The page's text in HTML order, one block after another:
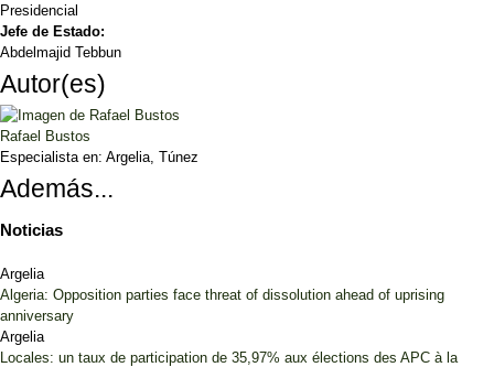
Presidencial
Jefe de Estado:
Abdelmajid Tebbun
Autor(es)
Rafael Bustos
Especialista en: Argelia, Túnez
Además...
Noticias
Argelia
Algeria: Opposition parties face threat of dissolution ahead of uprising
anniversary
Argelia
Locales: un taux de participation de 35,97% aux élections des APC à la